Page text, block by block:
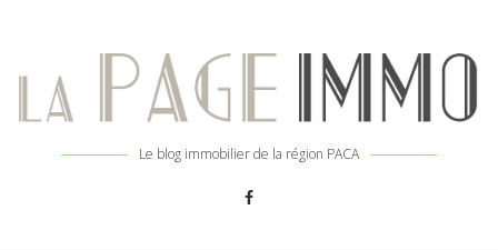
Le blog immobilier de la région PACA